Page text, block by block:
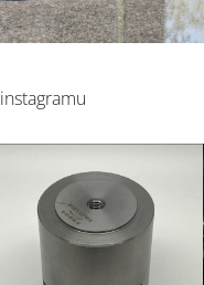
instagramu